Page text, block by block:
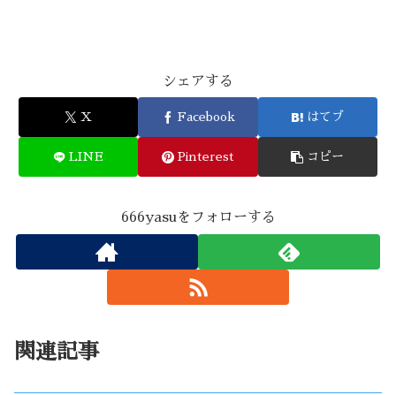
シェアする
X Facebook はてブ
LINE Pinterest コピー
666yasuをフォローする
関連記事